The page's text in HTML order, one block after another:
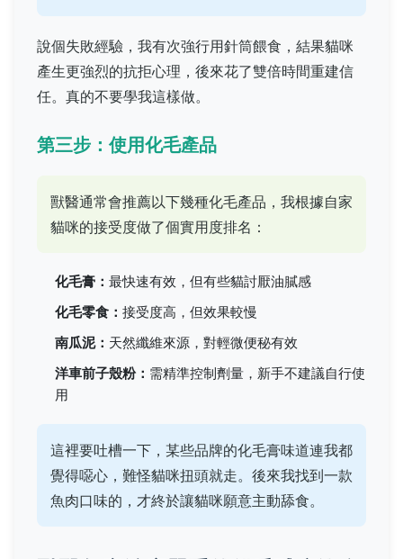
說個失敗經驗，我有次強行用針筒餵食，結果貓咪
產生更強烈的抗拒心理，後來花了雙倍時間重建信
任。真的不要學我這樣做。
第三步：使用化毛產品
獸醫通常會推薦以下幾種化毛產品，我根據自家
貓咪的接受度做了個實用度排名：
化毛膏： 最快速有效，但有些貓討厭油膩感
化毛零食： 接受度高，但效果較慢
南瓜泥： 天然纖維來源，對輕微便秘有效
洋車前子殼粉： 需精準控制劑量，新手不建議自行使
用
這裡要吐槽一下，某些品牌的化毛膏味道連我都
覺得噁心，難怪貓咪扭頭就走。後來我找到一款
魚肉口味的，才終於讓貓咪願意主動舔食。